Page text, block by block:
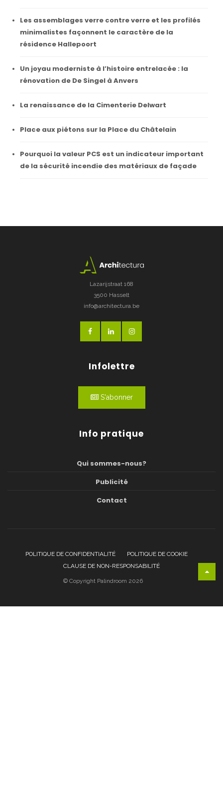
Les assemblages verre contre verre et les profilés
minimalistes façonnent le caractère de la
résidence Hallepoort
Un joyau moderniste à l’histoire entrelacée : la
rénovation de De Singel à Anvers
La renaissance de la Cimenterie Delwart
Place aux piétons sur la Place du Châtelain
Pourquoi la valeur PCS est un indicateur important
de la sécurité incendie des matériaux de façade
Lazarijstraat 168
3500 Hasselt
info@architectura.be
Infolettre
S'abonner
Info pratique
Qui sommes-nous?
Publicité
Contact
POLITIQUE DE CONFIDENTIALITÉ
POLITIQUE DE COOKIE
CLAUSE DE NON-RESPONSABILITÉ
© Copyright Palindroom 2026